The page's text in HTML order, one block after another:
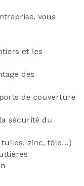
vous
et les
des
de couverture
sécurité du
tuiles, zinc, tôle…)